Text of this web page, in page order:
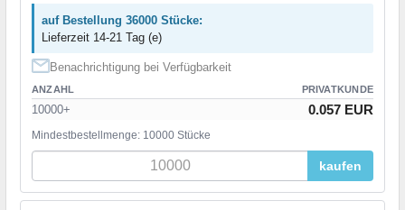
auf Bestellung 36000 Stücke:
Lieferzeit 14-21 Tag (e)
Benachrichtigung bei Verfügbarkeit
ANZAHL PRIVATKUNDE
10000+ 0.057 EUR
Mindestbestellmenge: 10000 Stücke
kaufen